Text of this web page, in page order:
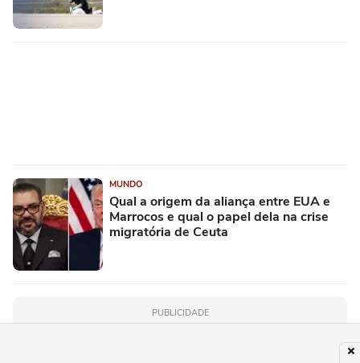
MUNDO
Qual a origem da aliança entre EUA e
Marrocos e qual o papel dela na crise
migratória de Ceuta
PUBLICIDADE